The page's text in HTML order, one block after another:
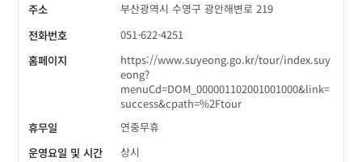
주소
부산광역시 수영구 광안해변로 219
전화번호
051-622-4251
홈페이지
https://www.suyeong.go.kr/tour/index.suy
eong?
menuCd=DOM_000001102001001000&link=
success&cpath=%2Ftour
휴무일
연중무휴
운영요일 및 시간
상시